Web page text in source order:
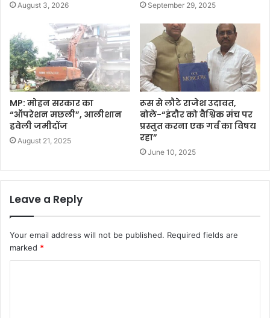
August 3, 2026 September 29, 2025
MP: मोहन सरकार का
“ऑपरेशन मछली”, आलीशान
हवेली जमीदोंज
August 21, 2025
रूस से लौटे राजेश उदावत,
बोले-“इंदौर को वैश्विक मंच पर
प्रस्तुत करना एक गर्व का विषय
रहा”
June 10, 2025
Leave a Reply
Your email address will not be published. Required fields are
marked *